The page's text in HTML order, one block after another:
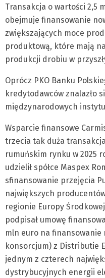
Transakcja o wartości 2,5
obejmuje finansowanie
zwiększających moce
produktową, które mają
produkcji drobiu w
Oprócz PKO Banku
kredytodawców znalazło
międzynarodowych
Wsparcie finansowe
trzecia tak duża
rumuńskim rynku w 2025
udzielił spółce Maspex
sfinansowanie przejęcia
największych
regionie Europy
podpisał umowę
mln euro na finansowanie
konsorcjum) z Distributie
jednym z czterech
dystrybucyjnych energii